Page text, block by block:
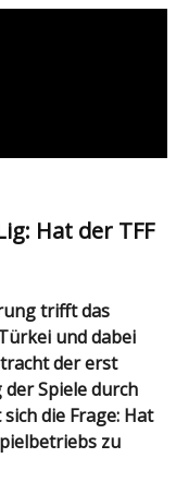
Hat der TFF
und dabei
der erst
Spiele durch
die Frage: Hat
zu